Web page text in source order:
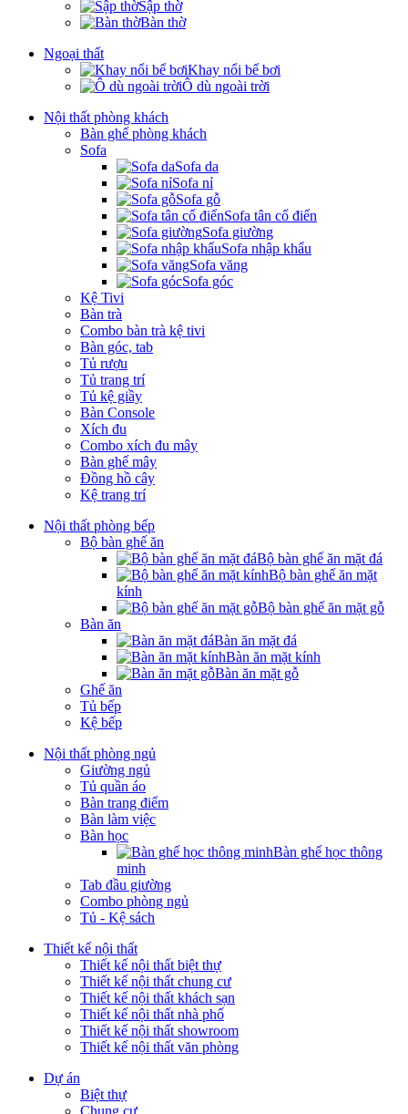
Sập thờ
Bàn thờ
Ngoại thất
Khay nổi bể bơi
Ô dù ngoài trời
Nội thất phòng khách
Bàn ghế phòng khách
Sofa
Sofa da
Sofa nỉ
Sofa gỗ
Sofa tân cổ điển
Sofa giường
Sofa nhập khẩu
Sofa văng
Sofa góc
Kệ Tivi
Bàn trà
Combo bàn trà kệ tivi
Bàn góc, tab
Tủ rượu
Tủ trang trí
Tủ kệ giầy
Bàn Console
Xích đu
Combo xích đu mây
Bàn ghế mây
Đồng hồ cây
Kệ trang trí
Nội thất phòng bếp
Bộ bàn ghế ăn
Bộ bàn ghế ăn mặt đá
Bộ bàn ghế ăn mặt
kính
Bộ bàn ghế ăn mặt gỗ
Bàn ăn
Bàn ăn mặt đá
Bàn ăn mặt kính
Bàn ăn mặt gỗ
Ghế ăn
Tủ bếp
Kệ bếp
Nội thất phòng ngủ
Giường ngủ
Tủ quần áo
Bàn trang điểm
Bàn làm việc
Bàn học
Bàn ghế học thông
minh
Tab đầu giường
Combo phòng ngủ
Tủ - Kệ sách
Thiết kế nội thất
Thiết kế nội thất biệt thự
Thiết kế nội thất chung cư
Thiết kế nội thất khách sạn
Thiết kế nội thất nhà phố
Thiết kế nội thất showroom
Thiết kế nội thất văn phòng
Dự án
Biệt thự